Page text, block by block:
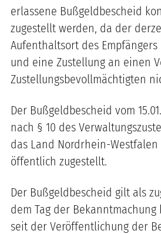
erlassene Bußgeldbescheid
zugestellt werden, da der
Aufenthaltsort des
und eine Zustellung an einen
Zustellungsbevollmächtigten
Der Bußgeldbescheid vom
nach § 10 des
das Land Nordrhein-Westfalen
öffentlich zugestellt.
Der Bußgeldbescheid gilt als
dem Tag der Bekanntmachung
seit der Veröffentlichung der